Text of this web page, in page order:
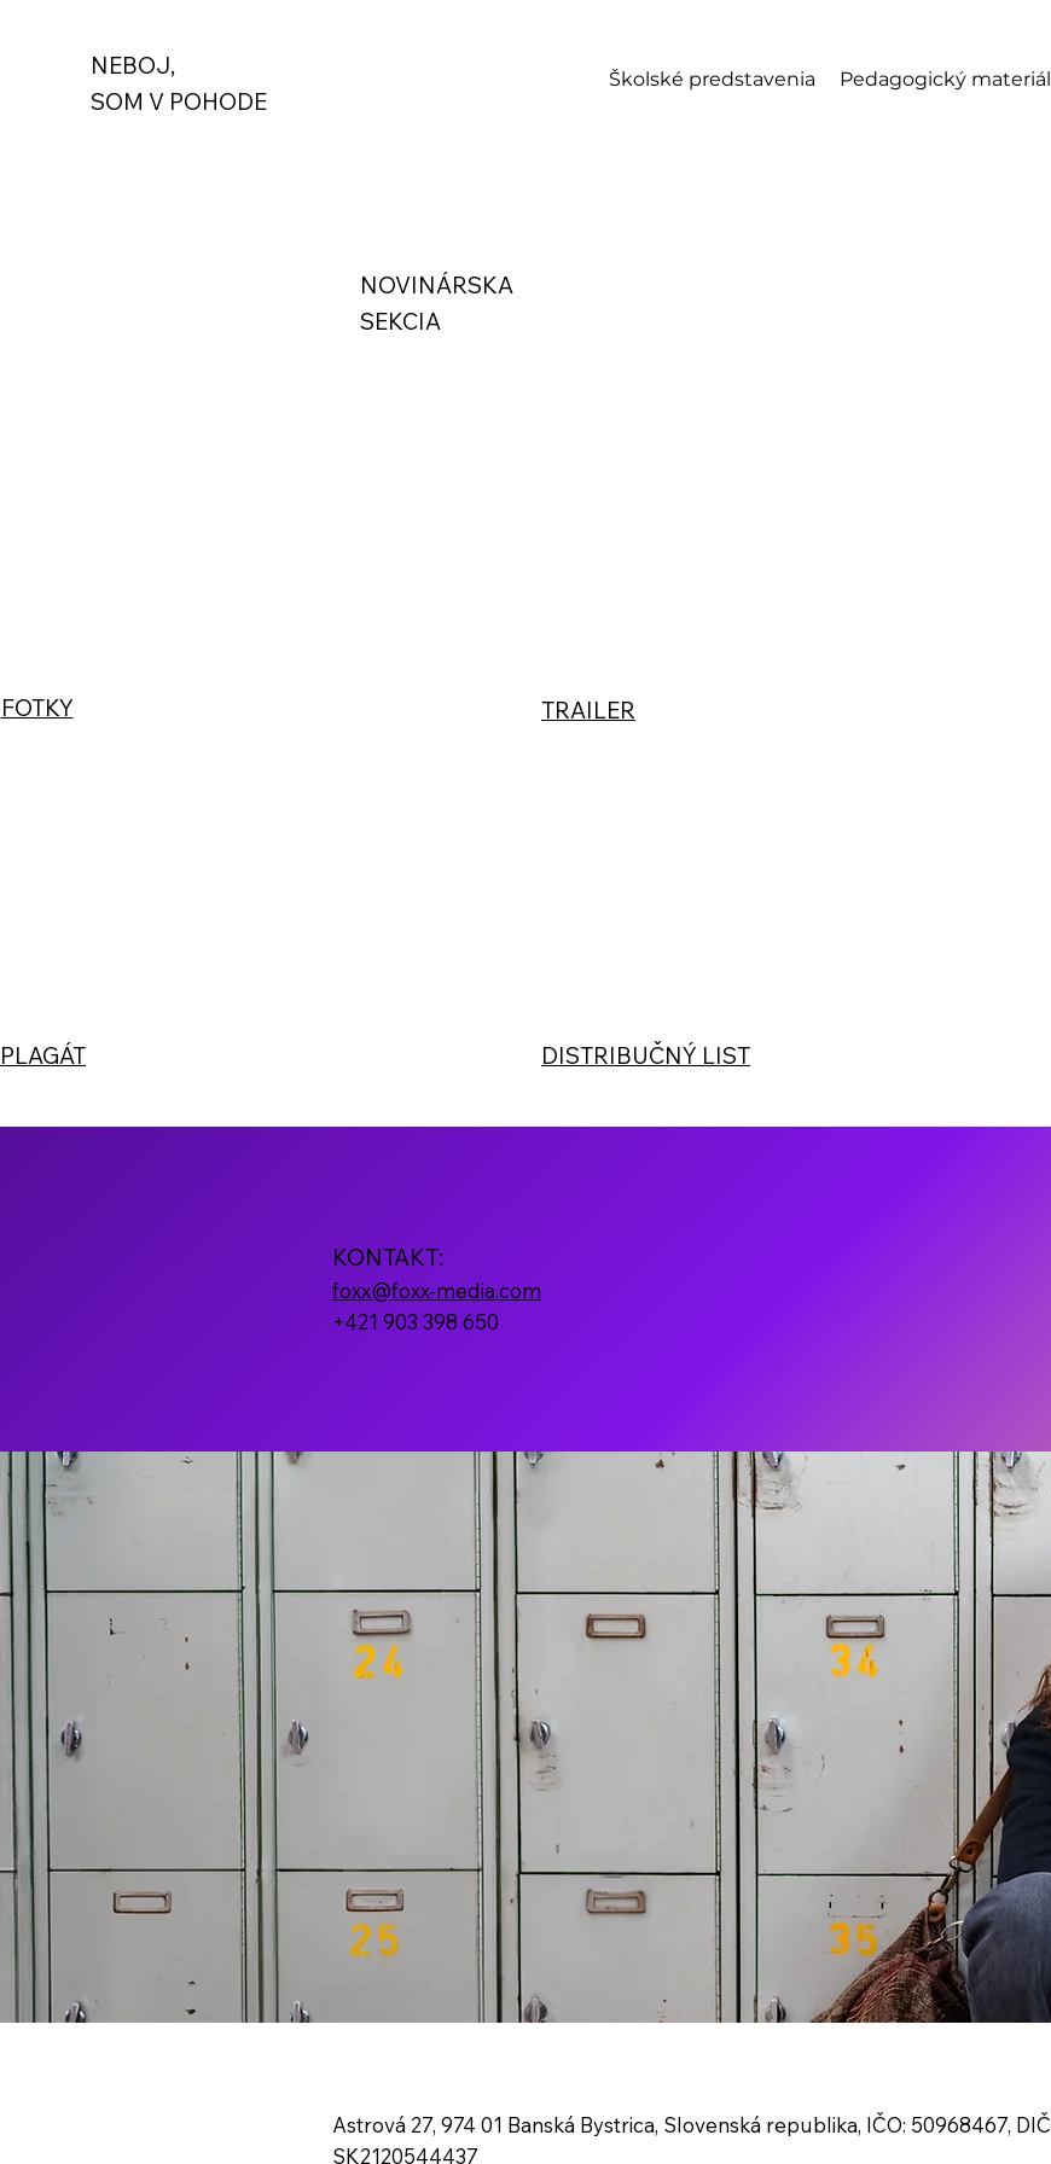
Školské predstavenia Pedagogický materiál
NEBOJ,
SOM V POHODE
NOVINÁRSKA
SEKCIA
FOTKY TRAILER
PLAGÁT DISTRIBUČNÝ LIST
KONTAKT:
foxx@foxx-media.com
+421 903 398 650
Astrová 27, 974 01 Banská Bystrica, Slovenská republika, IČO: 50968467,
SK2120544437